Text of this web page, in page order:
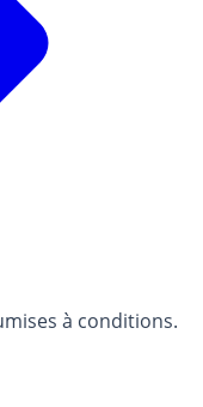
à conditions.